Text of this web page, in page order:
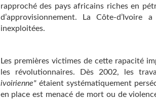
rapproché des pays africains riches en
d’approvisionnement. La Côte-
inexploitées.
Les premières victimes de cette rapacité
les révolutionnaires. Dès 2002, les
ivoirienne"étaient systématiquement
en place est menacé de mort ou de